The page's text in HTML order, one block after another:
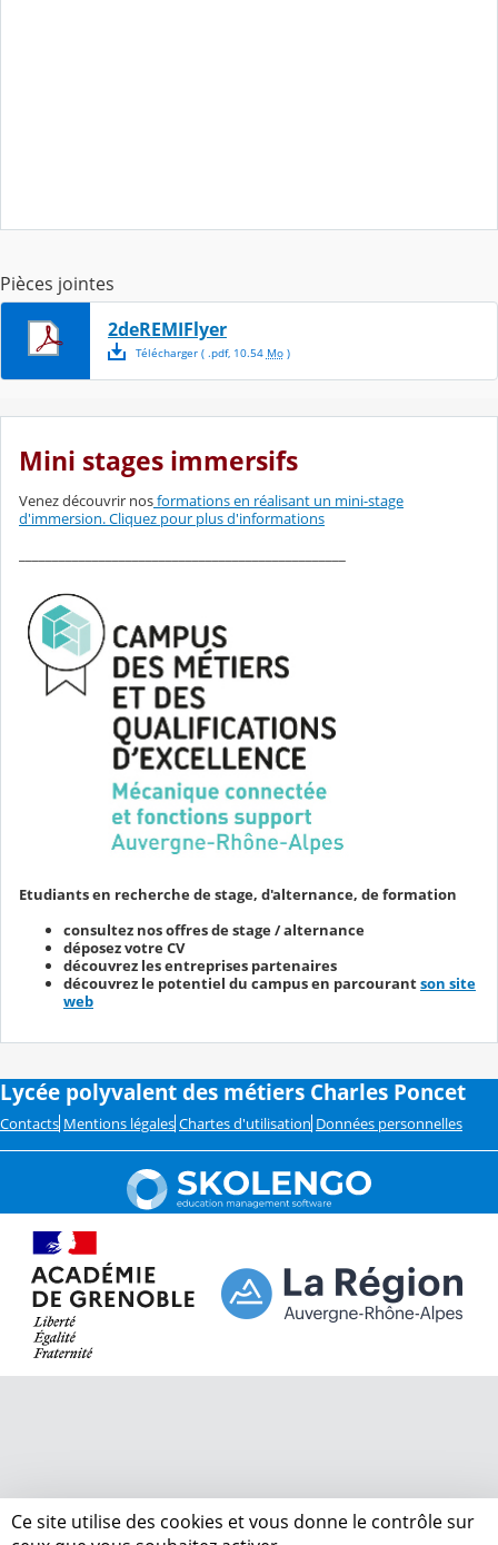
Pièces jointes
2deREMIFlyer
Télécharger( .pdf, 10.54 Mo)
Mini stages immersifs
Venez découvrir nosformations en réalisant un mini-stage
d'immersion. Cliquez pour plus d'informations
Etudiants en recherche de stage, d'alternance, de formation
consultez nos offres de stage / alternance
déposez votre CV
découvrez les entreprises partenaires
découvrez le potentiel du campus en parcourantson site
web
Lycée polyvalent des métiers Charles Poncet
Contacts Mentions légales Chartes d'utilisation Données personnelles
Ce site utilise des cookies et vous donne le contrôle sur